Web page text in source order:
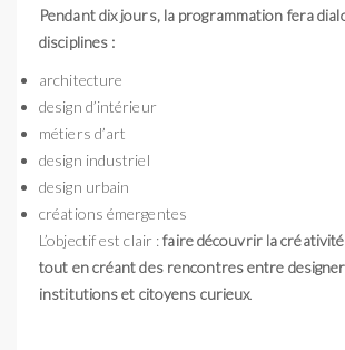
Pendant dix jours, la programmation fera
disciplines :
architecture
design d’intérieur
métiers d’art
design industriel
design urbain
créations émergentes
L’objectif est clair :faire découvrir la
tout en créant des rencontres entre
institutions et citoyens curieux.